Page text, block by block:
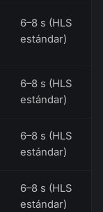
6–8 s (HLS
estándar)
6–8 s (HLS
estándar)
6–8 s (HLS
estándar)
6–8 s (HLS
estándar)